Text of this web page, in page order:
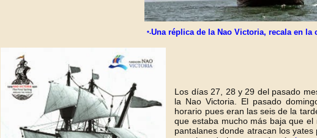
*-Una réplica de la Nao Victoria, recala en la
Los días 27, 28 y 29 del pasado
la Nao Victoria. El pasado
horario pues eran las seis de la
que estaba mucho más baja que
pantalanes donde atracan los